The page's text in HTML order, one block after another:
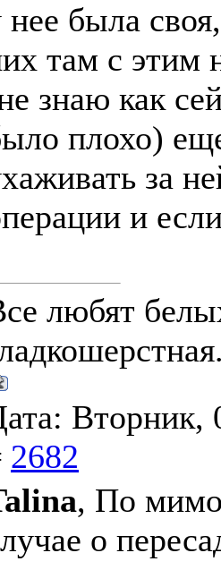
нее была
там с этим
знаю как
плохо)
за
и
любят
Вторник,
2682
, По
о